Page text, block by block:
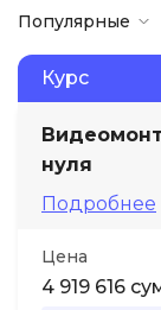
Популярные
Курс
нуля
Подробнее
Цена
4 919 616
Soft Skills
ДПО